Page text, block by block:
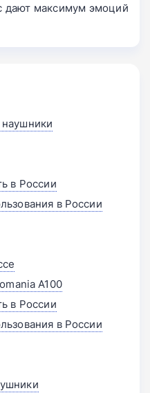
максимум эмоций
в России
в России
A100
в России
в России